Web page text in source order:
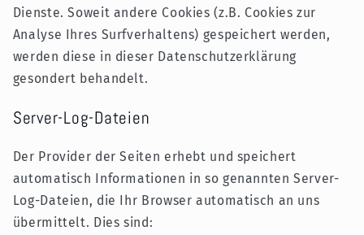
Dienste. Soweit andere Cookies (z.B. Cookies zur
Analyse Ihres Surfverhaltens) gespeichert werden,
werden diese in dieser Datenschutzerklärung
gesondert behandelt.
Server-Log-Dateien
Der Provider der Seiten erhebt und speichert
automatisch Informationen in so genannten Server-
Log-Dateien, die Ihr Browser automatisch an uns
übermittelt. Dies sind: